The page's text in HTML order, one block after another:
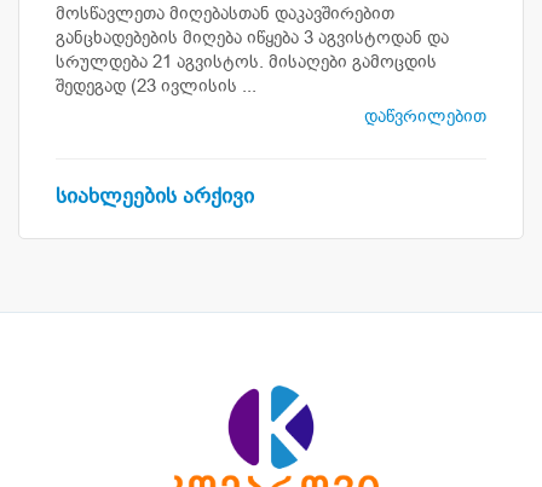
მოსწავლეთა მიღებასთან დაკავშირებით
განცხადებების მიღება იწყება 3 აგვისტოდან და
სრულდება 21 აგვისტოს. მისაღები გამოცდის
შედეგად (23 ივლისის ...
დაწვრილებით
სიახლეების არქივი